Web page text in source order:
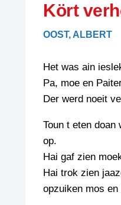
HAIKU’S
LIMERICKS
SCHRIEFWEDSTRIED
SCHRIEFWEDSTRIED
BIENOAMEN
LEGENDEN
RECEPTEN
SPELLENSCONTROLE
SCHRIEFREGELS
Kört
OOST, ALBERT
Het was ain
Pa, moe en
Der werd noeit
Toun t eten
op.
Hai gaf zien
Hai trok zien
opzuiken mos